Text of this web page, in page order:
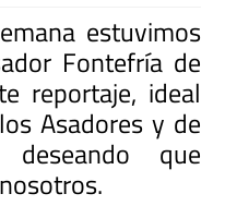
estuvimos
Fontefría de
reportaje, ideal
Asadores y de
que